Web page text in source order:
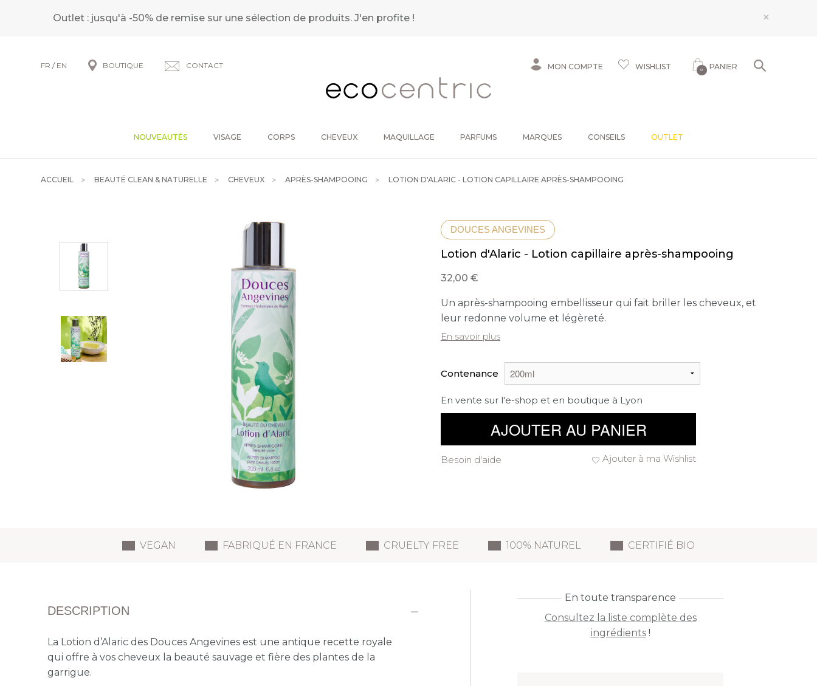
Outlet : jusqu'à -50% de remise sur une sélection de produits.J'en profite ! ×
FR / EN BOUTIQUE CONTACT MON COMPTE WISHLIST 0 PANIER
NOUVEAUTÉS VISAGE CORPS CHEVEUX MAQUILLAGE PARFUMS MARQUES CONSEILS OUTLET
ACCUEIL BEAUTÉ CLEAN & NATURELLE CHEVEUX APRÈS-SHAMPOOING LOTION D'ALARIC - LOTION CAPILLAIRE APRÈS-SHAMPOOING
DOUCES ANGEVINES
Lotion d'Alaric - Lotion capillaire après-shampooing
32,00
Un après-shampooing embellisseur qui fait briller les cheveux, et
leur redonne volume et légèreté.
En savoir plus
Contenance
En vente sur l'e-shop et en boutique à Lyon
AJOUTER AU PANIER
Ajouter à ma Wishlist
Besoin d'aide
VEGAN FABRIQUÉ EN FRANCE CRUELTY FREE 100% NATUREL CERTIFIÉ BIO
DESCRIPTION
La Lotion d’Alaric des Douces Angevines est une antique recette royale
qui offre à vos cheveux la beauté sauvage et fière des plantes de la
garrigue.
En toute transparence
Consultez la liste complète des
ingrédients!